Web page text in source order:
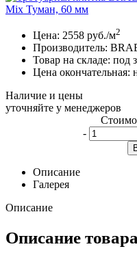
Цена: 2558 руб./м2
Производитель:
Товар на складе: под
Цена окончательная:
Наличие и цены
уточняйте у менеджеров
-
Описание
Галерея
Описание
Описание товара